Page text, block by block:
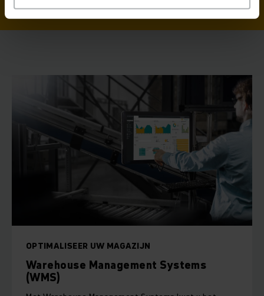
OPTIMALISEER UW MAGAZIJN
Warehouse Management Systems
(WMS)